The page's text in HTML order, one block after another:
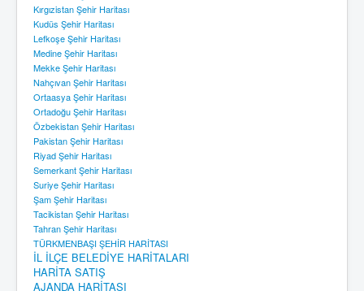
Kırgızistan Şehir Haritası
Kudüs Şehir Haritası
Lefkoşe Şehir Haritası
Medine Şehir Haritası
Mekke Şehir Haritası
Nahçıvan Şehir Haritası
Ortaasya Şehir Haritası
Ortadoğu Şehir Haritası
Özbekistan Şehir Haritası
Pakistan Şehir Haritası
Riyad Şehir Haritası
Semerkant Şehir Haritası
Suriye Şehir Haritası
Şam Şehir Haritası
Tacikistan Şehir Haritası
Tahran Şehir Haritası
TÜRKMENBAŞI ŞEHİR HARİTASI
İL İLÇE BELEDİYE HARİTALARI
HARİTA SATIŞ
AJANDA HARİTASI